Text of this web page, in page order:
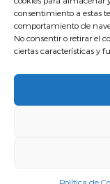
consentimiento a estas
comportamiento de
No consentir o retirar el
ciertas características y
Política de
Suscribirse
Copyright - 2024